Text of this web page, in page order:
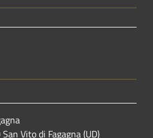
Vito di Fagagna (UD)